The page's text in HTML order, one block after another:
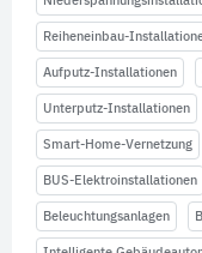
Reiheneinbau-
Aufputz-Installationen
Unterputz-Installationen
Smart-Home-Vernetzung
BUS-Elektroinstallationen
Beleuchtungsanlagen